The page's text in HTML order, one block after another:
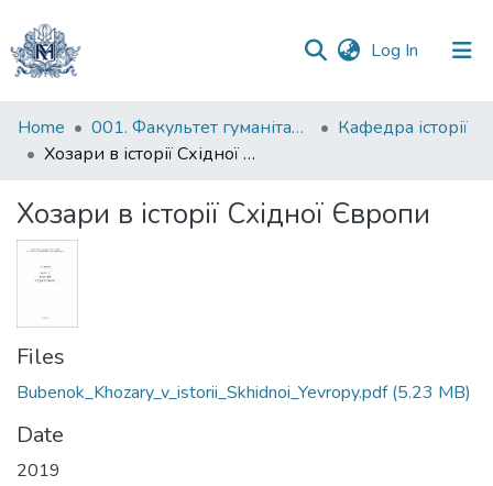
Log In (current)
Communities
&
All of DSpace
Statistics
Home 001. Факультет гуманітарних наук
Кафедра історії
Хозари в історії Східної Європи
Хозари в історії Східної Європи
Files
Bubenok_Khozary_v_istorii_Skhidnoi_Yevropy.pdf(5.23 MB)
Date
2019